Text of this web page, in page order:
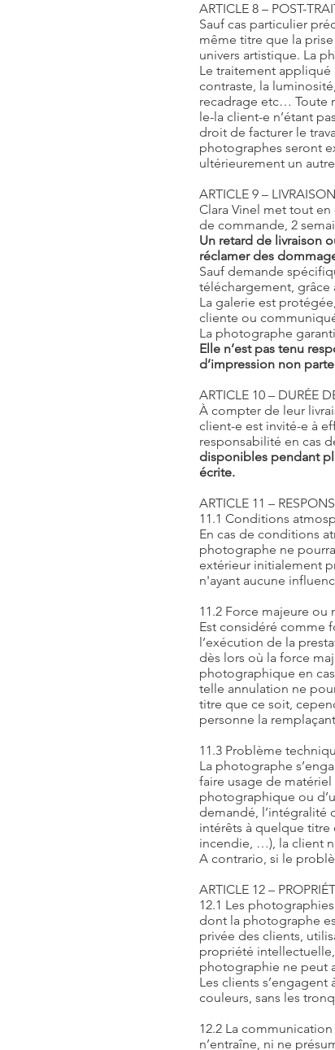
ARTICLE 8 – POST-
Sauf cas particulier
même titre que la
univers artistique. La
Le traitement
contraste, la
recadrage etc… Toute
le-la client-e n’étant
droit de facturer le
photographes seront
ultérieurement un
ARTICLE 9 – LIVRAISON
Clara Vinel met tout
de commande, 2
Un retard de livraison
réclamer des
Sauf demande
téléchargement,
La galerie est
cliente ou
La photographe
Elle n’est pas tenu
d’impression non
ARTICLE 10 – DURÉE
À compter de leur
client-e est invité-e à
responsabilité en cas
disponibles pendant
écrite.
ARTICLE 11 –
11.1 Conditions
En cas de conditions
photographe ne
extérieur initialement
n'ayant aucune
11.2 Force majeure ou
Est considéré comme
l’exécution de la
dès lors où la force
photographique en
telle annulation ne
titre que ce soit,
personne la
11.3 Problème
La photographe
faire usage de
photographique ou
demandé, l’intégralité
intérêts à quelque titre
incendie, …), la client
A contrario, si le
ARTICLE 12 –
12.1 Les
dont la photographe
privée des clients,
propriété
photographie ne peut
Les clients
couleurs, sans les
12.2 La
n’entraîne, ni ne